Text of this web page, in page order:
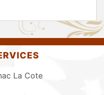
La Cote